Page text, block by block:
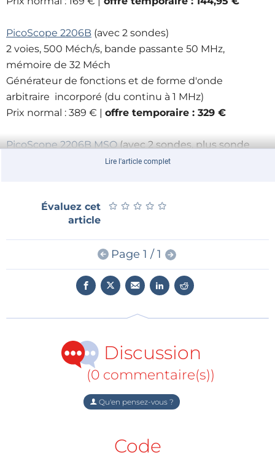
PicoScope 2206B (avec 2 sondes)
2 voies, 500 Méch/s, bande passante 50 MHz,
mémoire de 32 Méch
Générateur de fonctions et de forme d'onde
arbitraire incorporé (du continu à 1 MHz)
Prix normal : 389 € | offre temporaire : 329 €
PicoScope 2206B MSO(avec 2 sondes, plus sonde
numérique et pince de test à 20 points)
Générateur de fonctions et de forme d'onde arbitraire
incorporé (du continu à 1 MHz)
Analyseur logique à 16 voies jusqu'à 100 MHz
Prix normal : 689 € |offre temporaire : 589 €
PicoScope 2208B MSO (avec 2 sondes, plus sonde
2 voies, 1 Géch/s, bande passante 100 MHz, mémoire
Générateur de fonctions et de forme d'onde arbitraire
incorporé (du continu à 1 MHz)
Analyseur logique à 16 voies jusqu'à 100 MHz
Prix normal : 1.099 €,offre temporaire : 949 €
remise exceptionnelle, consentie conjointement par
Lire l'article complet
Évaluez cet
article
★ ★ ★ ★ ★
★ ★ ★ ★ ★
Page 1 / 1
Discussion
(0 commentaire(s))
Qu'en pensez-vous ?
Code